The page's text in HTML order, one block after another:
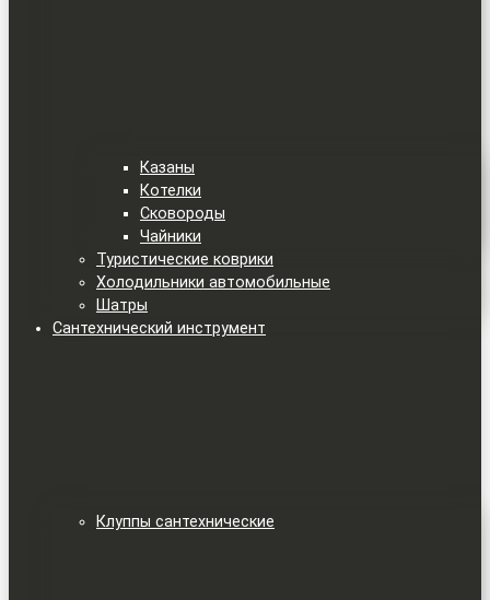
Казаны
Котелки
Сковороды
Чайники
Туристические коврики
Холодильники автомобильные
Шатры
Сантехнический инструмент
Клуппы сантехнические